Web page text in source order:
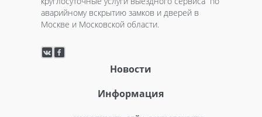
аварийному вскрытию замков и дверей в
Москве и Московской области.
Новости
Информация